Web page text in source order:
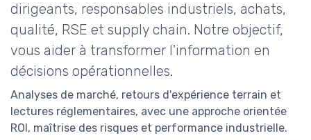
dirigeants, responsables industriels, achats,
qualité, RSE et supply chain. Notre objectif,
vous aider à transformer l'information en
décisions opérationnelles.
Analyses de marché, retours d'expérience terrain et
lectures réglementaires, avec une approche orientée
ROI, maîtrise des risques et performance industrielle.